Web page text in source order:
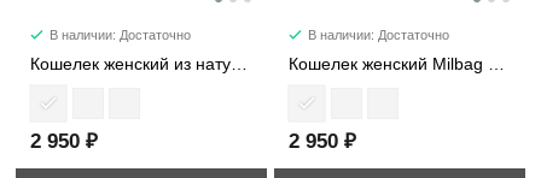
В наличии: Достаточно
2 950 ₽
В наличии: Достаточно
2 950 ₽